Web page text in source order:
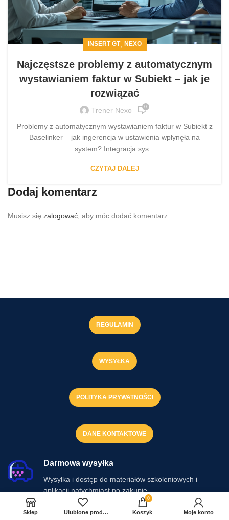
INSERT GT, NEXO
Najczęstsze problemy z automatycznym
wystawianiem faktur w Subiekt – jak je
rozwiązać
Trener Nexo 0
Problemy z automatycznym wystawianiem faktur w Subiekt z
Baselinker – jak ingerencja w ustawienia wpłynęła na
system? Integracja sys...
CZYTAJ DALEJ
Dodaj komentarz
Musisz się zalogować , aby móc dodać komentarz.
REGULAMIN
WYSYŁKA
POLITYKA PRYWATNOŚCI
DANE KONTAKTOWE
Darmowa wysyłka
Wysyłka i dostęp do materiałów szkoleniowych i
aplikacji natychmiast po zakupie.
Obsługa 24/7
Sklep Ulubione produkty
0
Koszyk Moje konto